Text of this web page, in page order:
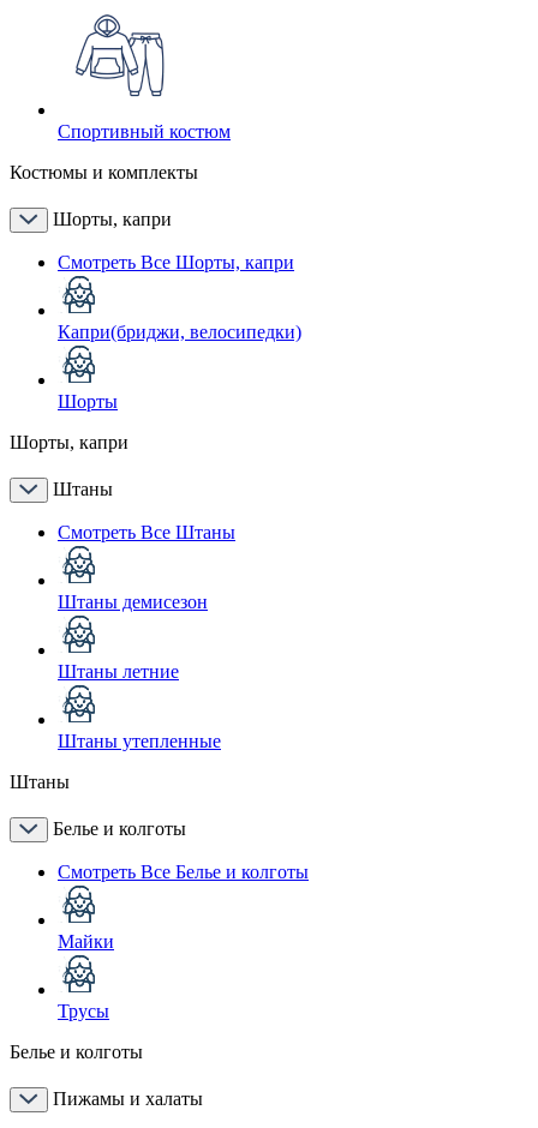
Спортивный костюм
Костюмы и комплекты
Шорты, капри
Смотреть Все Шорты, капри
Капри(бриджи, велосипедки)
Шорты
Шорты, капри
Штаны
Смотреть Все Штаны
Штаны демисезон
Штаны летние
Штаны утепленные
Штаны
Белье и колготы
Смотреть Все Белье и колготы
Майки
Трусы
Белье и колготы
Пижамы и халаты